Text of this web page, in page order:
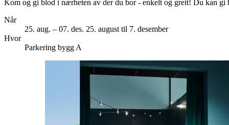
Kom og gi blod i nærheten av der du bor - enkelt og greit! Du kan gi
Når
25. aug. – 07. des. 25. august til 7. desember
Hvor
Parkering bygg A